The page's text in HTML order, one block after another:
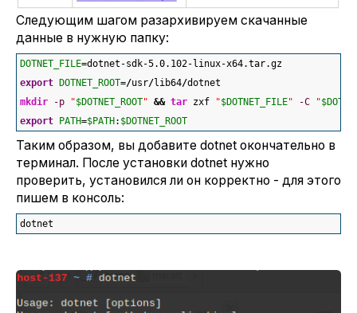
Следующим шагом разархивируем скачанные
данные в нужную папку:
DOTNET_FILE=dotnet-sdk-5.0.102-linux-x64.tar.gz
export
DOTNET_ROOT=/usr/lib64/dotnet
mkdir
-p "$DOTNET_ROOT" && tar zxf "$DOTNET_FILE" -C "
export
PATH=$PATH : $DOTNET_ROOT
Таким образом, вы добавите dotnet окончательно в
терминал. После установки dotnet нужно
проверить, установился ли он корректно - для этого
пишем в консоль:
dotnet